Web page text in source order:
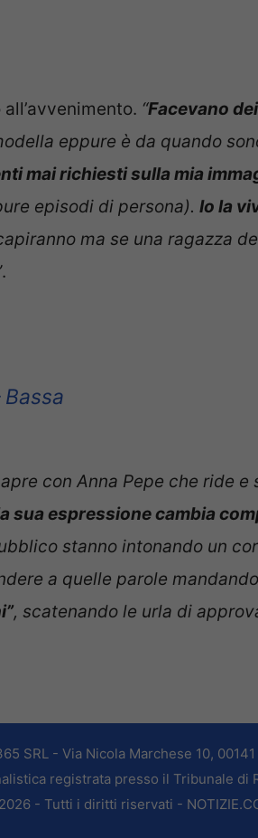
“Facevano
eppure è da quando
mai richiesti sulla mia
episodi di persona). Io la
ma se una ragazza
.
apre con Anna Pepe che ride e
sua espressione cambia
stanno intonando un
a quelle parole
, scatenando le urla di
SRL - Via Nicola Marchese 10,
registrata presso il Tribunale di
- Tutti i diritti riservati -